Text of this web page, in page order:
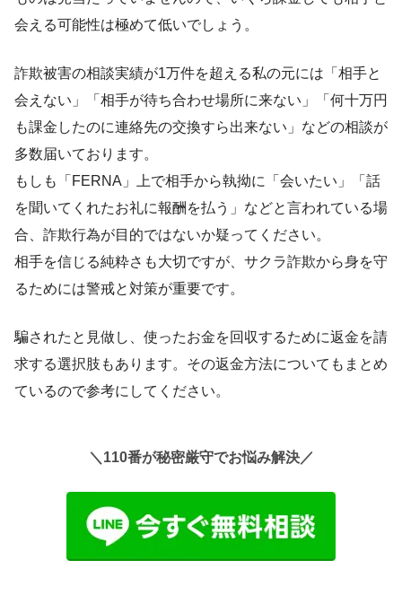
会える可能性は極めて低いでしょう。
詐欺被害の相談実績が1万件を超える私の元には「相手と
会えない」「相手が待ち合わせ場所に来ない」「何十万円
も課金したのに連絡先の交換すら出来ない」などの相談が
多数届いております。
もしも「FERNA」上で相手から執拗に「会いたい」「話
を聞いてくれたお礼に報酬を払う」などと言われている場
合、詐欺行為が目的ではないか疑ってください。
相手を信じる純粋さも大切ですが、サクラ詐欺から身を守
るためには警戒と対策が重要です。
騙されたと見做し、使ったお金を回収するために返金を請
求する選択肢もあります。その返金方法についてもまとめ
ているので参考にしてください。
＼110番が秘密厳守でお悩み解決／